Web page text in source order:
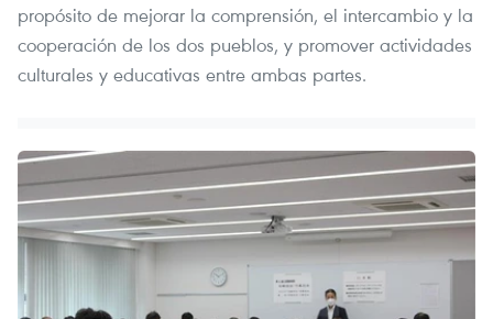
propósito de mejorar la comprensión, el intercambio y la
cooperación de los dos pueblos, y promover actividades
culturales y educativas entre ambas partes.